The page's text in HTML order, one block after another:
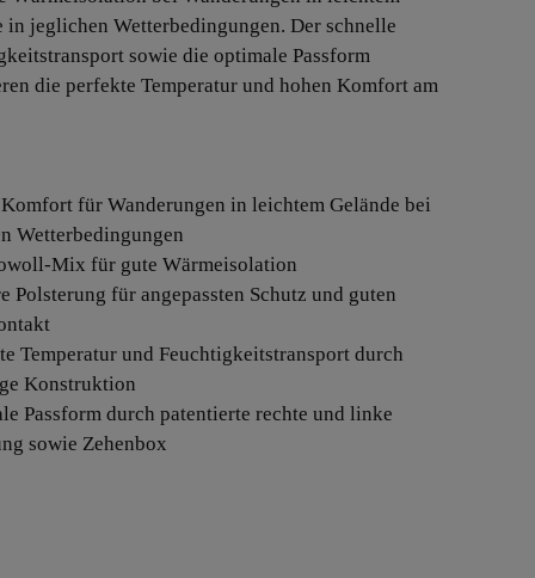
in jeglichen Wetterbedingungen. Der schnelle
sowie die optimale Passform
die perfekte Temperatur und hohen Komfort am
für Wanderungen in leichtem Gelände bei
Wetterbedingungen
Mix für gute Wärmeisolation
Polsterung für angepassten Schutz und guten
Temperatur und Feuchtigkeitstransport durch
Konstruktion
Passform durch patentierte rechte und linke
sowie Zehenbox